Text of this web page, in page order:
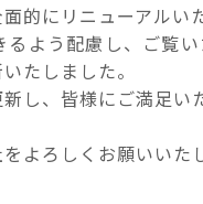
的にリニューアルい
よう配慮し、ご覧
たしました。
し、皆様にご満足い
よろしくお願いいた